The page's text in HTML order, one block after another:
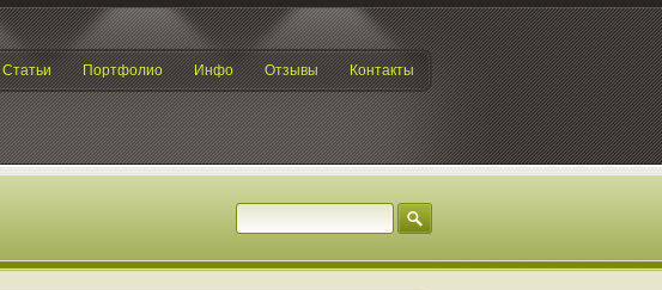
Статьи Портфолио Инфо Отзывы Контакты